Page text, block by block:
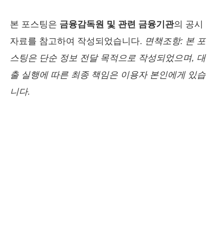
본 포스팅은 금융감독원 및 관련 금융기관의 공시
자료를 참고하여 작성되었습니다. 면책조항: 본 포
스팅은 단순 정보 전달 목적으로 작성되었으며, 대
출 실행에 따른 최종 책임은 이용자 본인에게 있습
니다.